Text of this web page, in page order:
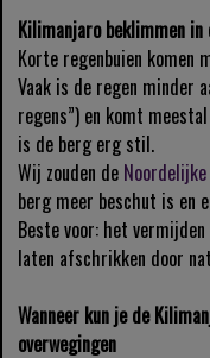
Kilimanjaro beklimmen
Korte regenbuien komen
Vaak is de regen minder
regens”) en komt
is de berg erg stil.
Wij zouden de
berg meer beschut is en
Beste voor: het
laten afschrikken door
Wanneer kun je de
overwegingen